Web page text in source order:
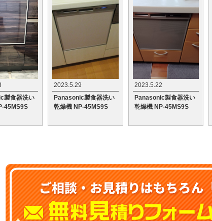
製食器洗い
45MS9S
2023.5.29
Panasonic製食器洗い
乾燥機 NP-45MS9S
2023.5.22
Panasonic製食器洗い
乾燥機 NP-45MS9S